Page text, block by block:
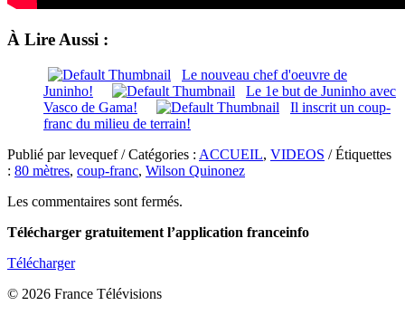
À Lire Aussi :
Le nouveau chef d'oeuvre de
Juninho!
Le 1e but de Juninho avec
Vasco de Gama!
Il inscrit un coup-
franc du milieu de terrain!
Publié par levequef / Catégories : ACCUEIL, VIDEOS / Étiquettes
: 80 mètres, coup-franc, Wilson Quinonez
Les commentaires sont fermés.
Télécharger gratuitement l’application franceinfo
Télécharger
© 2026 France Télévisions